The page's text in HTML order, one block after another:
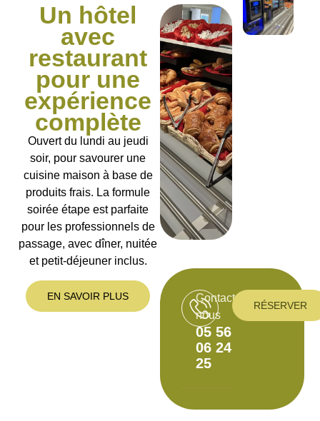
Un hôtel
avec
restaurant
pour une
expérience
complète
Ouvert du lundi au jeudi
soir, pour savourer une
cuisine maison à base de
produits frais. La formule
soirée étape est parfaite
pour les professionnels de
passage, avec dîner, nuitée
et petit-déjeuner inclus.
EN SAVOIR PLUS
Contactez-
nous
05 56
06 24
25
RÉSERVER